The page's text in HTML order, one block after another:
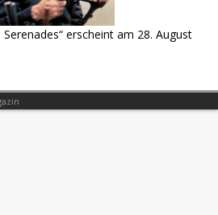
erscheint am 28. August